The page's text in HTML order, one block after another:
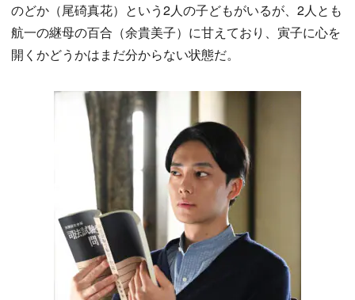
のどか（尾碕真花）という2人の子どもがいるが、2人とも
航一の継母の百合（余貴美子）に甘えており、寅子に心を
開くかどうかはまだ分からない状態だ。